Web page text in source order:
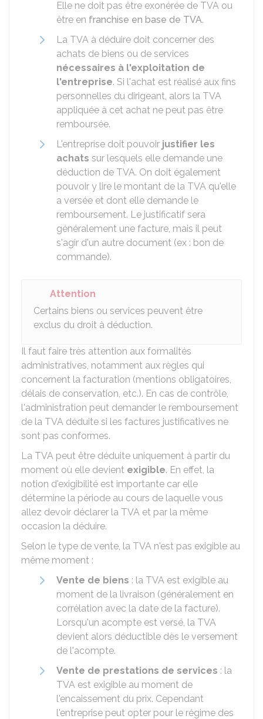
Elle ne doit pas être exonérée de TVA ou
être en franchise en base de TVA.
La TVA à déduire doit concerner des
achats de biens ou de services
nécessaires à l'exploitation de
l'entreprise. Si l'achat est réalisé aux fins
personnelles du dirigeant, alors la TVA
appliquée à cet achat ne peut pas être
remboursée.
L'entreprise doit pouvoir justifier les
achats sur lesquels elle demande une
déduction de TVA. On doit également
pouvoir y lire le montant de la TVA qu'elle
a versée et dont elle demande le
remboursement. Le justificatif sera
généralement une facture, mais il peut
s'agir d'un autre document (ex : bon de
commande).
Attention
Certains biens ou services peuvent être
exclus du droit à déduction.
Il faut faire très attention aux formalités
administratives, notamment aux règles qui
concernent la facturation (mentions obligatoires,
délais de conservation, etc.). En cas de contrôle,
l'administration peut demander le remboursement
de la TVA déduite si les factures justificatives ne
sont pas conformes.
La TVA peut être déduite uniquement à partir du
moment où elle devient exigible. En effet, la
notion d'exigibilité est importante car elle
détermine la période au cours de laquelle vous
allez devoir déclarer la TVA et par la même
occasion la déduire.
Selon le type de vente, la TVA n'est pas exigible au
même moment :
Vente de biens : la TVA est exigible au
moment de la livraison (généralement en
corrélation avec la date de la facture).
Lorsqu'un acompte est versé, la TVA
devient alors déductible dès le versement
de l'acompte.
Vente de prestations de services : la
TVA est exigible au moment de
l'encaissement du prix. Cependant
l'entreprise peut opter pour le régime des